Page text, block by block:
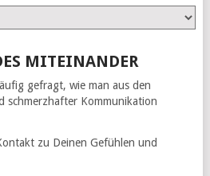
MITEINANDER
gefragt, wie man aus den
schmerzhafter Kommunikation
zu Deinen Gefühlen und